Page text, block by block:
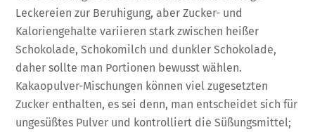
Leckereien zur Beruhigung, aber Zucker- und
Kaloriengehalte variieren stark zwischen heißer
Schokolade, Schokomilch und dunkler Schokolade,
daher sollte man Portionen bewusst wählen.
Kakaopulver-Mischungen können viel zugesetzten
Zucker enthalten, es sei denn, man entscheidet sich für
ungesüßtes Pulver und kontrolliert die Süßungsmittel;